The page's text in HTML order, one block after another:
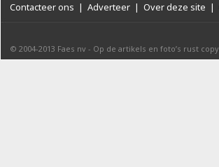
Contacteer ons | Adverteer | Over deze site |
© 2004-2013 Faes nv - Op de artikels en foto’s rust